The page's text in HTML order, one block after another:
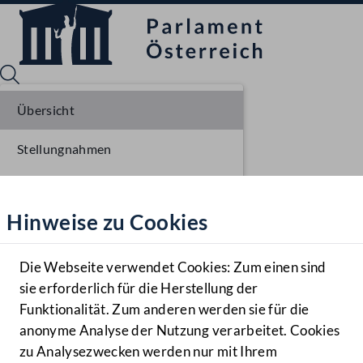
Hilfe
Benutzer
Navigationsmenü öffnen
MENÜ
Hinweise zu Cookies
Die Webseite verwendet Cookies: Zum einen sind
sie erforderlich für die Herstellung der
Funktionalität. Zum anderen werden sie für die
anonyme Analyse der Nutzung verarbeitet. Cookies
zu Analysezwecken werden nur mit Ihrem
Übersicht
Stellungnahmen
Einlangen NR
Ausschussberatungen NR
Plenarberatungen NR
Einlangen BR